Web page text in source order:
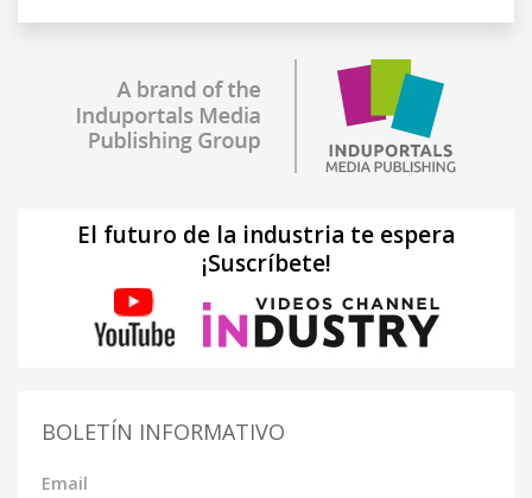
El futuro de la industria te espera
¡Suscríbete!
BOLETÍN INFORMATIVO
Email